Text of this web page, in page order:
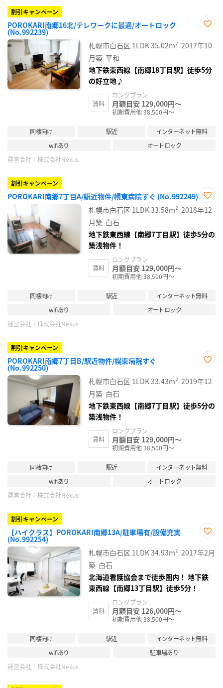
割引キャンペーン
POROKARI南郷16北/テレワークに最適/オートロック
(No.992239)
に入
り登
札幌市白石区 1LDK35.02m² 2017年10
月築 平和
地下鉄東西線【南郷18丁目駅】徒歩5分
の好立地♪
賃料
ロングプラン
月額目安 129,000円～
初期費用他 38,500円～
同棲向け 駅近
インターネット無料
wifiあり
オートロック
運営会社： 株式会社Nexus
割引キャンペーン
POROKARI南郷7丁目A/駅近物件/幌東病院すぐ (No.992249)
お気
に入
札幌市白石区 1LDK33.58m² 2018年12
月築 白石
地下鉄東西線【南郷7丁目駅】徒歩5分の
築浅物件！
賃料
ロングプラン
月額目安 129,000円～
初期費用他 38,500円～
同棲向け 駅近
インターネット無料
wifiあり
オートロック
運営会社： 株式会社Nexus
割引キャンペーン
POROKARI南郷7丁目B/駅近物件/幌東病院すぐ
(No.992250)
に入
り登
札幌市白石区 1LDK33.43m² 2019年12
月築 白石
地下鉄東西線【南郷7丁目駅】徒歩5分の
築浅物件！
賃料
ロングプラン
月額目安 129,000円～
初期費用他 38,500円～
同棲向け 駅近
インターネット無料
wifiあり
オートロック
運営会社： 株式会社Nexus
割引キャンペーン
【ハイクラス】POROKARI南郷13A/駐車場有/設備充実
(No.992254)
に入
り登
札幌市白石区 1LDK34.93m² 2017年2月
築 白石
北海道看護協会まで徒歩圏内！ 地下鉄
東西線【南郷13丁目駅】徒歩5分！
賃料
ロングプラン
月額目安 126,000円～
初期費用他 38,500円～
同棲向け 駅近
インターネット無料
wifiあり
駐車場あり
運営会社： 株式会社Nexus